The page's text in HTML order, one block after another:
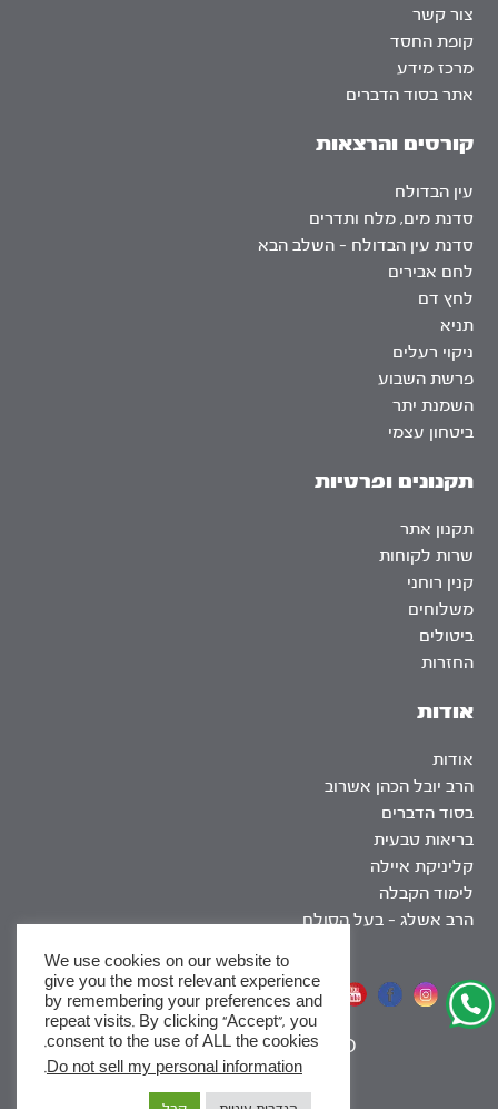
אודות
אודות
הרב יובל הכהן אשרוב
בסוד הדברים
בריאות טבעית
קליניקת איילה
לימוד הקבלה
הרב אשלג – בעל הסולם
צור קשר
קופת החסד
מרכז מידע
אתר בסוד הדברים
קורסים והרצאות
עין הבדולח
סדנת מים, מלח ותדרים
סדנת עין הבדולח – השלב הבא
לחם אבירים
לחץ דם
תניא
ניקוי רעלים
פרשת השבוע
השמנת יתר
ביטחון עצמי
תקנונים ופרטיות
תקנון אתר
שרות לקוחות
קנין רוחני
משלוחים
ביטולים
החזרות
אתר שומר שבת
SEO
|
We use cookies on our website to
give you the most relevant experience
by remembering your preferences and
repeat visits. By clicking “Accept”, you
consent to the use of ALL the cookies.
Do not sell my personal information
.
x